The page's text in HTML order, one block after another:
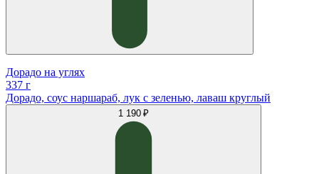
Дорадо на углях
337 г
Дорадо, соус наршараб, лук с зеленью, лаваш круглый
1 190 ₽